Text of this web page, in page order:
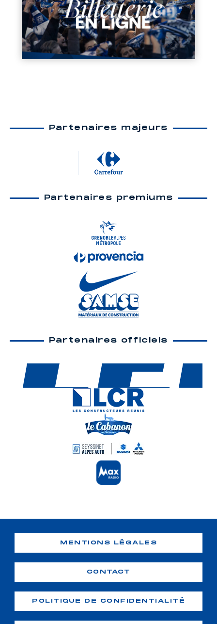
Partenaires majeurs
Partenaires premiums
Partenaires officiels
MENTIONS LÉGALES
CONTACT
POLITIQUE DE CONFIDENTIALITÉ